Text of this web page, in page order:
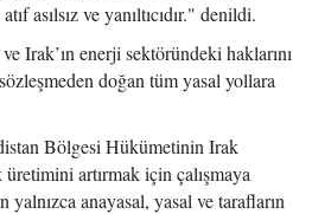
asılsız ve yanıltıcıdır." denildi.
Irak’ın enerji sektöründeki haklarını
doğan tüm yasal yollara
Bölgesi Hükümetinin Irak
artırmak için çalışmaya
anayasal, yasal ve tarafların